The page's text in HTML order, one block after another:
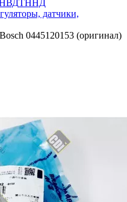
ТННД
датчики,
0445120153 (оригинал)